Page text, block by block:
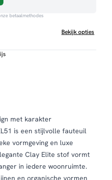
betaalmethodes
Bekijk opties
met karakter
is een stijlvolle fauteuil
vormgeving en luxe
Clay Elite stof vormt
in iedere woonruimte.
en organische vormen